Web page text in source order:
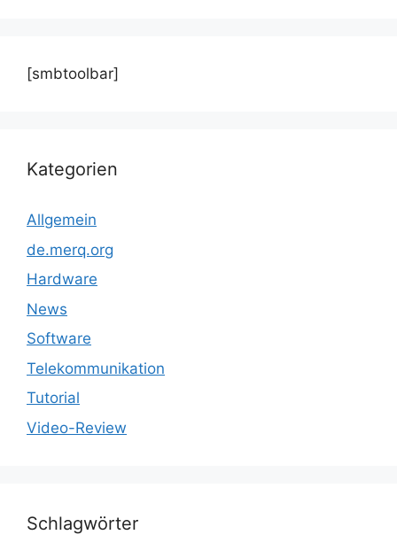
[smbtoolbar]
Kategorien
Allgemein
de.merq.org
Hardware
News
Software
Telekommunikation
Tutorial
Video-Review
Schlagwörter